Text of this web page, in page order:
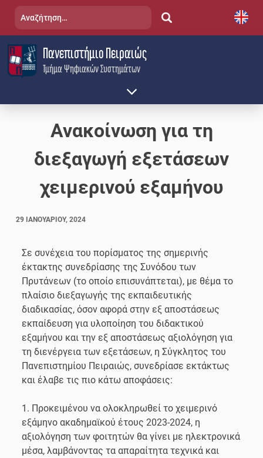
content
Τμήμα Ψηφιακών Συστημάτων
Πανεπιστήμιο Πειραιώς
Αναζήτηση
Ανακοίνωση για τη
διεξαγωγή εξετάσεων
χειμερινού εξαμήνου
29 ΙΑΝΟΥΑΡΊΟΥ, 2024
Σε συνέχεια του πορίσματος της σημερινής
έκτακτης συνεδρίασης της Συνόδου των
Πρυτάνεων (το οποίο επισυνάπτεται), με θέμα το
πλαίσιο διεξαγωγής της εκπαιδευτικής
διαδικασίας, όσον αφορά στην εξ αποστάσεως
εκπαίδευση για υλοποίηση του διδακτικού
εξαμήνου και την εξ αποστάσεως αξιολόγηση για
τη διενέργεια των εξετάσεων, η Σύγκλητος του
Πανεπιστημίου Πειραιώς, συνεδρίασε εκτάκτως
και έλαβε τις πιο κάτω αποφάσεις:
1. Προκειμένου να ολοκληρωθεί το χειμερινό
εξάμηνο ακαδημαϊκού έτους 2023-2024, η
αξιολόγηση των φοιτητών θα γίνει με ηλεκτρονικά
μέσα, λαμβάνοντας τα απαραίτητα τεχνικά και